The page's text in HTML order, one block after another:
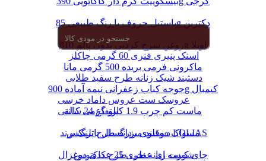
اسنک پنیری فنری 60 گرمی چاکلز
دستبند شیک زنانه طرح سفید طلایی
عروسک ست عروس داماد خرسی
ارتفاع 24 سانتی
دستبند مردانه طرح پلنگ برند LOLIAS
شورت زنانه نخی طرح کاکتوس
پاستیل حروف با رنگ طبیعی 85g دکتربن
روغن سرخ کردنی بدون پالم 810g اویلا
ماکرونی فرمی بریده 500 گرمی مانا
جوجه کباب زعفرانی نیمه آماده 900g کیمبال
ماست کم چرب 1.9 کیلو گرمی کاله
مسواک دوقلوی بزرگسال پاتریکس
چای کیسه ای عطری 25 عددی دوغزال